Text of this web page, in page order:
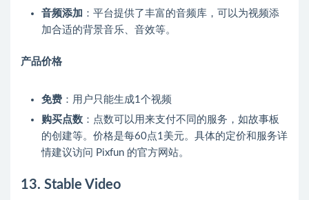
音频添加 ：平台提供了丰富的音频库，可以为视频添
加合适的背景音乐、音效等。
产品价格
免费 ：用户只能生成1个视频
购买点数 ：点数可以用来支付不同的服务，如故事板
的创建等。价格是每60点1美元。具体的定价和服务详
情建议访问 Pixfun 的官方网站。
13. Stable Video